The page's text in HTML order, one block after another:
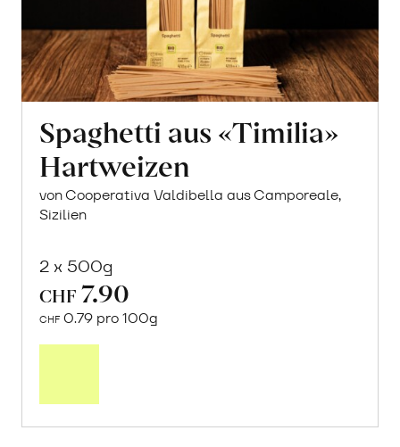
Spaghetti aus «Timilia»
Hartweizen
von Cooperativa Valdibella aus Camporeale,
Sizilien
2 x 500g
CHF 7.90
CHF 0.79 pro 100g